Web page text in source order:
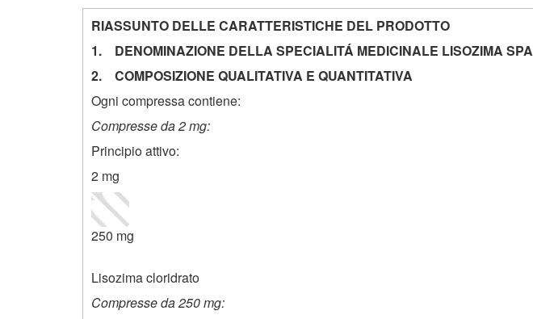
RIASSUNTO DELLE CARATTERISTICHE DEL PRODOTTO
1. DENOMINAZIONE DELLA SPECIALITÁ MEDICINALE LISOZIMA SPA
2. COMPOSIZIONE QUALITATIVA E QUANTITATIVA
Ogni compressa contiene:
Compresse da 2 mg:
Principio attivo:
2 mg
250 mg
Lisozima cloridrato
Compresse da 250 mg: